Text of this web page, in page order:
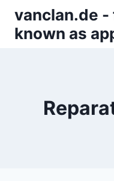
Inhalt
springen
vanclan.de
known as